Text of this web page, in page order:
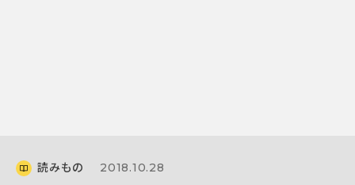
読みもの 2018.10.28